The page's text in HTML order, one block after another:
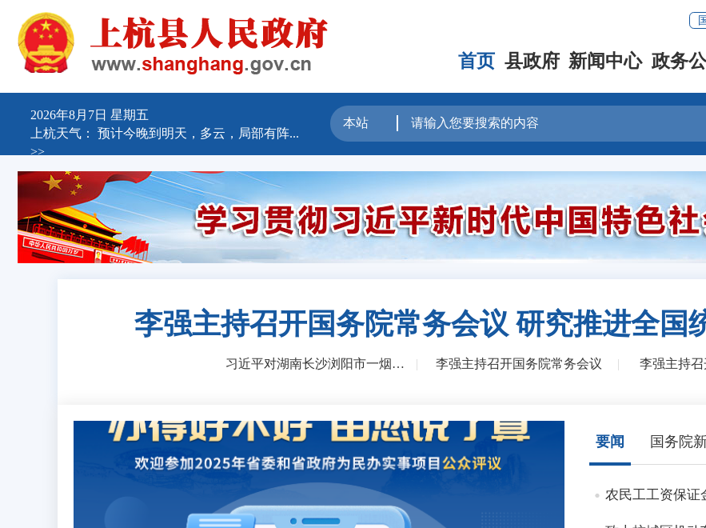
首页 县政府 新闻中心 政务
2026年8月7日 星期五
上杭天气： 预计今晚到明天，多云，局部有阵...
>>
李强主持召开国务院常务会议 研究推进全国
习近平对湖南长沙浏阳市一烟花厂爆炸事故作出... | 李强主持召开国务院常务会议 | 李强主持
要闻 国务院
农民工工资保证